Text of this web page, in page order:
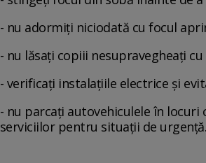
- nu adormiţi niciodată cu focul
- nu lăsaţi copiii nesupravegheaţi
- verificaţi instalaţiile electrice şi
- nu parcaţi autovehiculele în locuri
serviciilor pentru situaţii de urgenţă.